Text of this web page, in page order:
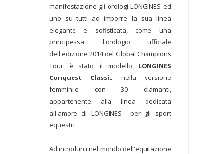
manifestazione gli orologi LONGINES ed
uno su tutti ad imporre la sua linea
elegante e sofisticata, come una
principessa: l'orologio ufficiale
dell'edizione 2014 del Global Champions
Tour è stato il modello LONGINES
Conquest Classic nella versione
femminile con 30 diamanti,
appartenente alla linea dedicata
all'amore di LONGINES per gli sport
equestri.
Ad introdurci nel mondo dell'equitazione